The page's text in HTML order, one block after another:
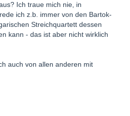
Ich traue mich nie, in
ich z.b. immer von den Bartok-
Streichquartett dessen
kann - das ist aber nicht wirklich
auch von allen anderen mit